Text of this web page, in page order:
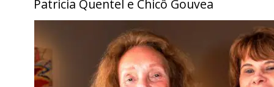
Patricia Quentel e Chicô Gouvea